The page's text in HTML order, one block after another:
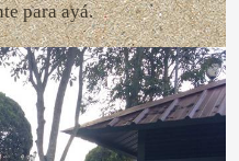
para ayá.